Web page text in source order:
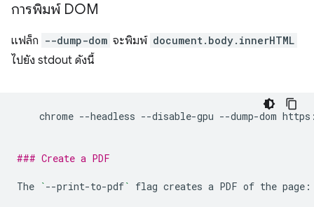
การพิมพ์ DOM
แฟล็ก --dump-dom จะพิมพ์ document.body.innerHTML
ไปยัง stdout ดังนี้
chrome --headless --disable-gpu --dump-dom
### Create a PDF
The `--print-to-pdf` flag creates a PDF of the page: